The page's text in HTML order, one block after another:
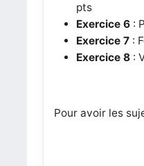
pts
Exercice 6 :
Exercice 7 :
Exercice 8 :
Pour avoir les